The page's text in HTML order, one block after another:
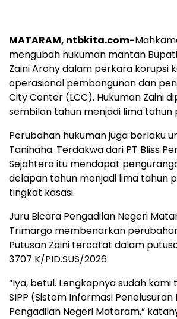
MATARAM, ntbkita.com-
mengubah hukuman mantan
Zaini Arony dalam perkara korupsi
operasional pembangunan dan
City Center (LCC). Hukuman Zaini
sembilan tahun menjadi lima tahun
Perubahan hukuman juga berlaku
Tanihaha. Terdakwa dari PT Bliss
Sejahtera itu mendapat
delapan tahun menjadi lima tahun
tingkat kasasi.
Juru Bicara Pengadilan Negeri
Trimargo membenarkan
Putusan Zaini tercatat dalam
3707 K/PID.SUS/2026.
“Iya, betul. Lengkapnya sudah
SIPP (Sistem Informasi
Pengadilan Negeri Mataram,”